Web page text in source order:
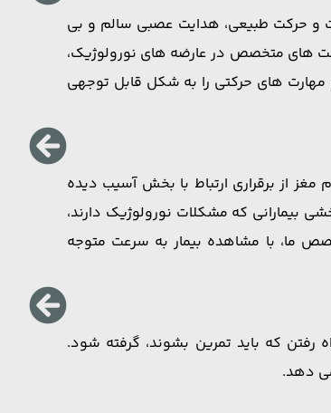
و حرکت طبیعی، هدایت عصبی سالم و بی
های متخصص در عارضه های نورولوژیک،
مهارت های حرکتی را به شکل قابل توجهی
از برقراری ارتباط با بخش آسیب دیده
که مشکلات نورولوژیک دارند،
ما، با مشاهده بیمار به سرعت متوجه
رفتن که باید تمرین بشوند، گرفته شود.
دهد.